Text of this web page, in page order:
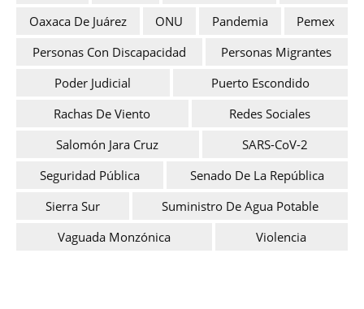
Oaxaca De Juárez
ONU Pandemia
Pemex
Personas Con Discapacidad
Personas Migrantes
Poder Judicial
Puerto Escondido
Rachas De Viento
Redes Sociales
Salomón Jara Cruz
SARS-CoV-2
Seguridad Pública
Senado De La República
Sierra Sur
Suministro De Agua Potable
Vaguada Monzónica
Violencia